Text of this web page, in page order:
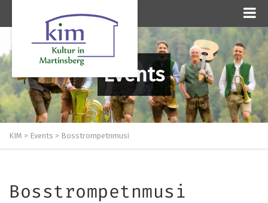
Events
KIM > Events > Bosstrompetnmusi
Bosstrompetnmusi